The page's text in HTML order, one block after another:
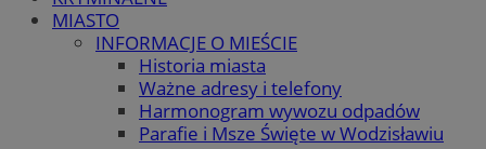
MIASTO
INFORMACJE O MIEŚCIE
Historia miasta
Ważne adresy i telefony
Harmonogram wywozu odpadów
Parafie i Msze Święte w Wodzisławiu